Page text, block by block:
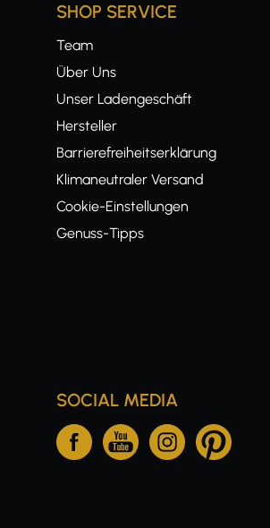
SHOP SERVICE
Team
Über Uns
Unser Ladengeschäft
Hersteller
Barrierefreiheitserklärung
Klimaneutraler Versand
Cookie-Einstellungen
Genuss-Tipps
SOCIAL MEDIA